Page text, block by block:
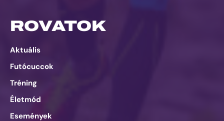
ROVATOK
Aktuális
Futócuccok
Tréning
Életmód
Események